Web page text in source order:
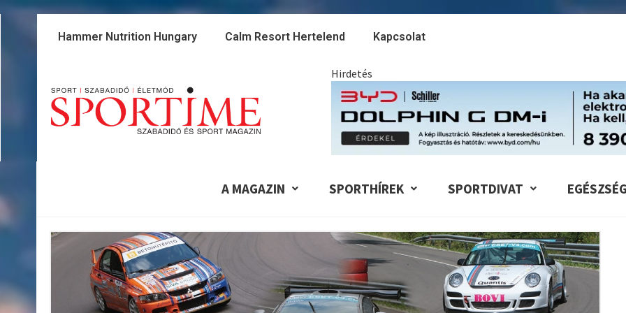
Skip
Hammer Nutrition Hungary Calm Resort Hertelend Kapcsolat
Hirdetés
A MAGAZIN SPORTHÍREK SPORTDIVAT EGÉSZSÉG